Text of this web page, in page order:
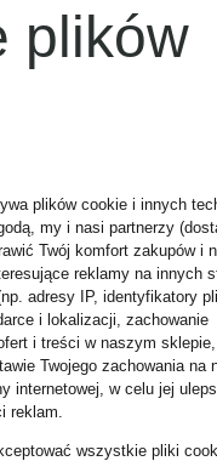
plików
plików cookie i innych
my i nasi partnerzy
Twój komfort zakupów i
reklamy na innych
adresy IP, identyfikatory
i lokalizacji, zachowanie
i treści w naszym sklepie,
Twojego zachowania na
internetowej, w celu jej
reklam.
wszystkie pliki